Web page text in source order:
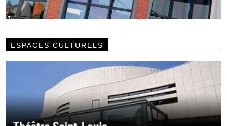
ESPACES CULTURELS